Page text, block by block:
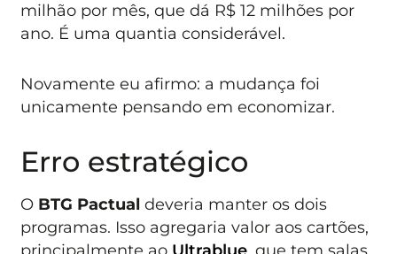
milhão por mês, que dá R$ 12 milhões por
ano. É uma quantia considerável.
Novamente eu afirmo: a mudança foi
unicamente pensando em economizar.
Erro estratégico
O BTG Pactual deveria manter os dois
programas. Isso agregaria valor aos cartões,
principalmente ao Ultrablue , que tem salas